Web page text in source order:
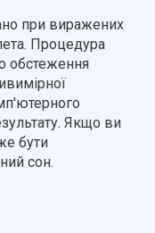
при виражених
Процедура
обстеження
Якщо ви
бути
сон.